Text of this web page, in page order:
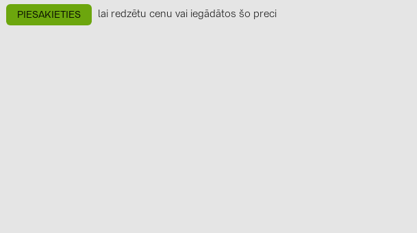
HUAWEI (53)
PIESAKIETIES lai redzētu cenu vai iegādātos šo preci